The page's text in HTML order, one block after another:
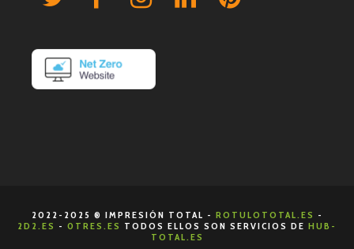
2022-2025 ® IMPRESIÓN TOTAL - ROTULOTOTAL.ES -
2D2.ES - 0TRES.ES TODOS ELLOS SON SERVICIOS DE HUB-
TOTAL.ES